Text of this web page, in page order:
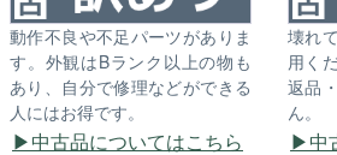
動作不良や不足パーツがありま
す。外観はBランク以上の物も
あり、自分で修理などができる
人にはお得です。
中古品についてはこちら
壊れ
用く
返品
ん。
中